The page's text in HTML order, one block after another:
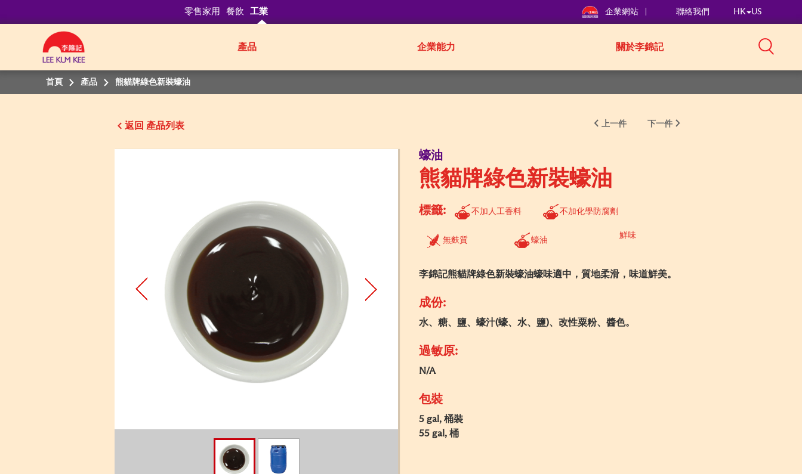
零售家用 餐飲 工業 企業網站 聯絡我們 HK US
產品 企業能力 關於李錦記
首頁 產品 熊貓牌綠色新裝蠔油
返回 上一件 下一件
蠔油
熊貓牌綠色新裝蠔油
標籤: 不加人工香料 不加化學防腐劑
無麩質 蠔油
鮮味
李錦記熊貓牌綠色新裝蠔油蠔味適中，質地柔滑，味道鮮美。
成份:
水、糖、鹽、蠔汁(蠔、水、鹽)、改性粟粉、醬色。
過敏原:
N/A
包裝
5 gal, 桶裝
55 gal, 桶